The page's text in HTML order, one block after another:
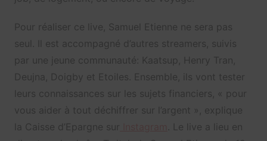
Pour réaliser ce live, Samuel Etienne ne sera pas
seul. Il est accompagné d’autres streamers, suivis
par une jeune communauté: Kaatsup, Henry Tran,
Deujna, Doigby et Etoiles. Ensemble, ils vont tester
leurs connaissances sur les sujets financiers, « pour
vous aider à tout déchiffrer sur l’argent », explique
la Caisse d’Epargne sur
. Le live a lieu en